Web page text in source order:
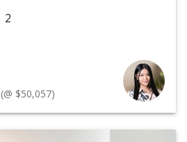
2
(@ $50,057)